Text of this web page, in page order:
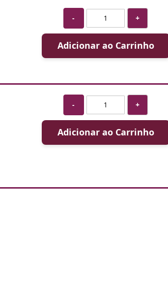
- +
Adicionar ao Carrinho
- +
Adicionar ao Carrinho